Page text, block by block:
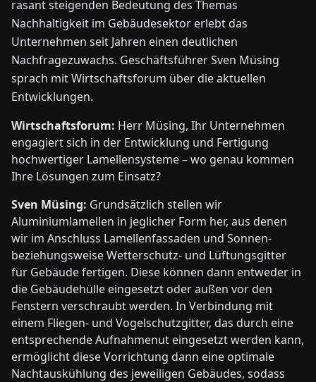
rasant steigenden Bedeutung des Themas
Nachhaltigkeit im Gebäudesektor erlebt das
Unternehmen seit Jahren einen deutlichen
Nachfragezuwachs. Geschäftsführer Sven Müsing
sprach mit Wirtschaftsforum über die aktuellen
Entwicklungen.
Wirtschaftsforum: Herr Müsing, Ihr Unternehmen
engagiert sich in der Entwicklung und Fertigung
hochwertiger Lamellensysteme – wo genau kommen
Ihre Lösungen zum Einsatz?
Sven Müsing: Grundsätzlich stellen wir
Aluminiumlamellen in jeglicher Form her, aus denen
wir im Anschluss Lamellenfassaden und Sonnen-
beziehungsweise Wetterschutz- und Lüftungsgitter
für Gebäude fertigen. Diese können dann entweder in
die Gebäudehülle eingesetzt oder außen vor den
Fenstern verschraubt werden. In Verbindung mit
einem Fliegen- und Vogelschutzgitter, das durch eine
entsprechende Aufnahmenut eingesetzt werden kann,
ermöglicht diese Vorrichtung dann eine optimale
Nachtauskühlung des jeweiligen Gebäudes, sodass